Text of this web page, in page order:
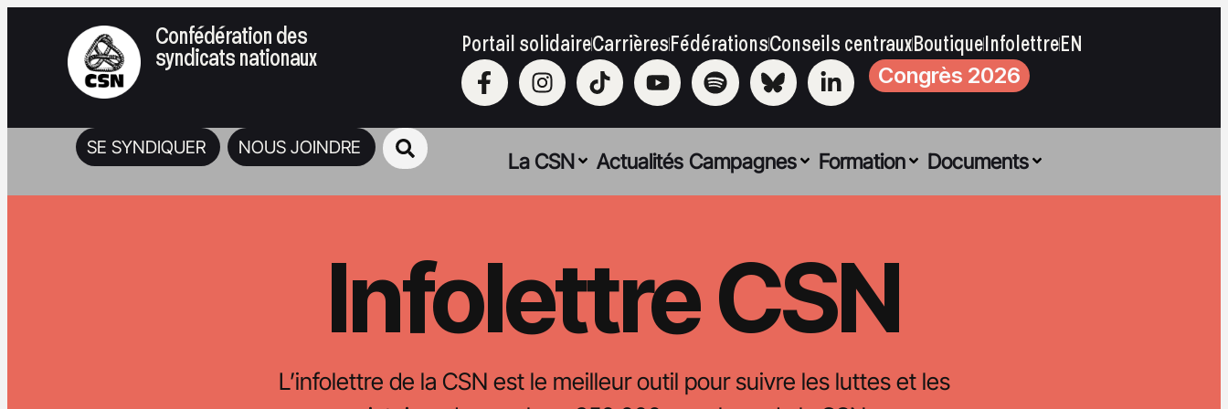
Confédération des
syndicats nationaux Portail solidaireCarrièresFédérationsConseils centrauxBoutiqueInfolettreEN
Congrès 2026
SE SYNDIQUER NOUS JOINDRE
La CSN Actualités Campagnes Formation Documents
Infolettre CSN
L’infolettre de la CSN est le meilleur outil pour suivre les luttes et les